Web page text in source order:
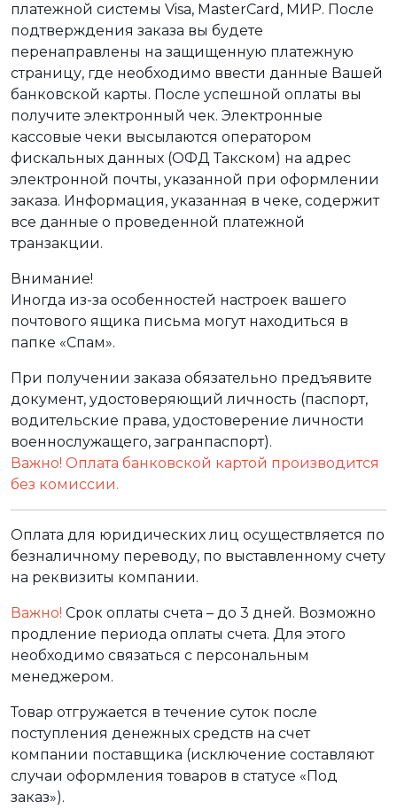
платежной системы Visa, MasterCard, МИР. После
подтверждения заказа вы будете
перенаправлены на защищенную платежную
страницу, где необходимо ввести данные Вашей
банковской карты. После успешной оплаты вы
получите электронный чек. Электронные
кассовые чеки высылаются оператором
фискальных данных (ОФД Такском) на адрес
электронной почты, указанной при оформлении
заказа. Информация, указанная в чеке, содержит
все данные о проведенной платежной
транзакции.
Внимание!
Иногда из-за особенностей настроек вашего
почтового ящика письма могут находиться в
папке «Спам».
При получении заказа обязательно предъявите
документ, удостоверяющий личность (паспорт,
водительские права, удостоверение личности
военнослужащего, загранпаспорт).
Важно! Оплата банковской картой производится
без комиссии.
Оплата для юридических лиц осуществляется по
безналичному переводу, по выставленному счету
на реквизиты компании.
Важно! Срок оплаты счета – до 3 дней. Возможно
продление периода оплаты счета. Для этого
необходимо связаться с персональным
менеджером.
Товар отгружается в течение суток после
поступления денежных средств на счет
компании поставщика (исключение составляют
случаи оформления товаров в статусе «Под
заказ»).